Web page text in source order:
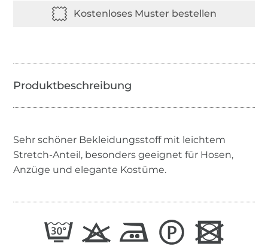
Sehr schöner Bekleidungsstoff mit leichtem
Stretch-Anteil, besonders geeignet für Hosen,
Anzüge und elegante Kostüme.